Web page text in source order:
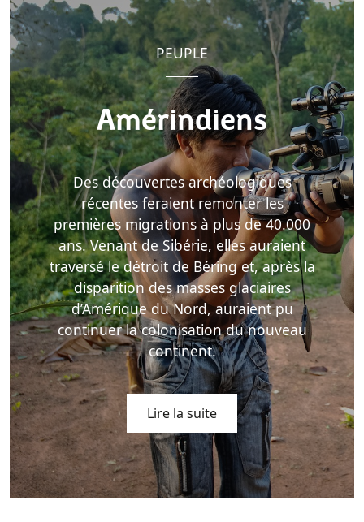
PEUPLE
Amérindiens
Des découvertes archéologiques
récentes feraient remonter les
premières migrations à plus de 40.000
ans. Venant de Sibérie, elles auraient
traversé le détroit de Béring et, après la
disparition des masses glaciaires
d’Amérique du Nord, auraient pu
continuer la colonisation du nouveau
continent.
Lire la suite